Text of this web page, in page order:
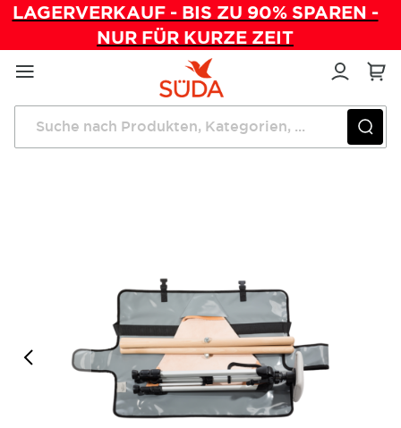
LAGERVERKAUF - BIS ZU 90% SPAREN -
NUR FÜR KURZE ZEIT
Direkt
zum
Inhalt
Startseite Mobile Fußpflege SÜDA mobility Tragehilfe